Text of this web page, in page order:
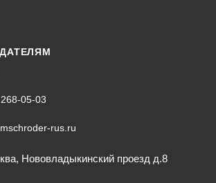
05-03
rus.ru
Нововладыкинский проезд д.8